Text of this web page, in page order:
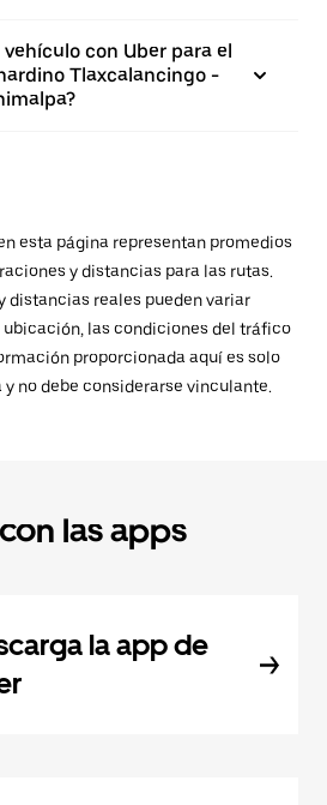
con Uber para el
Tlaxcalancingo -
esta página representan promedios
y distancias para las rutas.
distancias reales pueden variar
las condiciones del tráfico
proporcionada aquí es solo
no debe considerarse vinculante.
las apps
la app de